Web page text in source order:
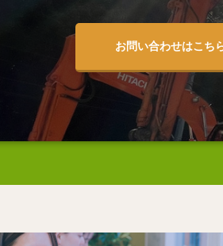
お問い合わせはこち